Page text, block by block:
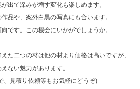
出て深みが増す変化も楽しめます。
品や、案外白黒の写真にも合います。
です。この機会にいかがでしょうか。
た二つの材は他の材より価格は高いですが、
ない魅力があります。
、見積り依頼等もお気軽にどうぞ)